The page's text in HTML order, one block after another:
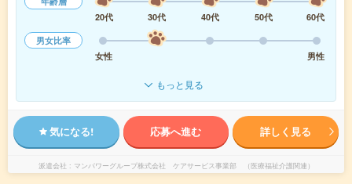
20代
30代 40代 50代
60代
男女比率
女性
男性
もっと見る
気になる! 応募へ進む 詳しく見る
派遣会社 マンパワーグループ株式会社 ケアサービス事業部 （医療福祉介護関連）